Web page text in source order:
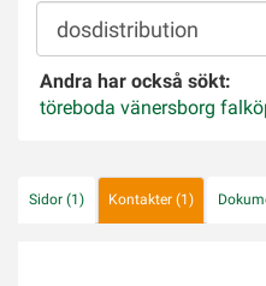
Sök
Andra har också sökt:
töreboda vänersborg
Sidor (1) Kontakter (1)